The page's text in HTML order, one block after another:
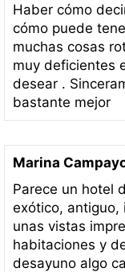
Haber cómo
cómo puede
muchas cosas
muy deficientes
desear .
bastante mejor
Marina
Parece un hotel
exótico, antiguo,
unas vistas
habitaciones y
desayuno algo